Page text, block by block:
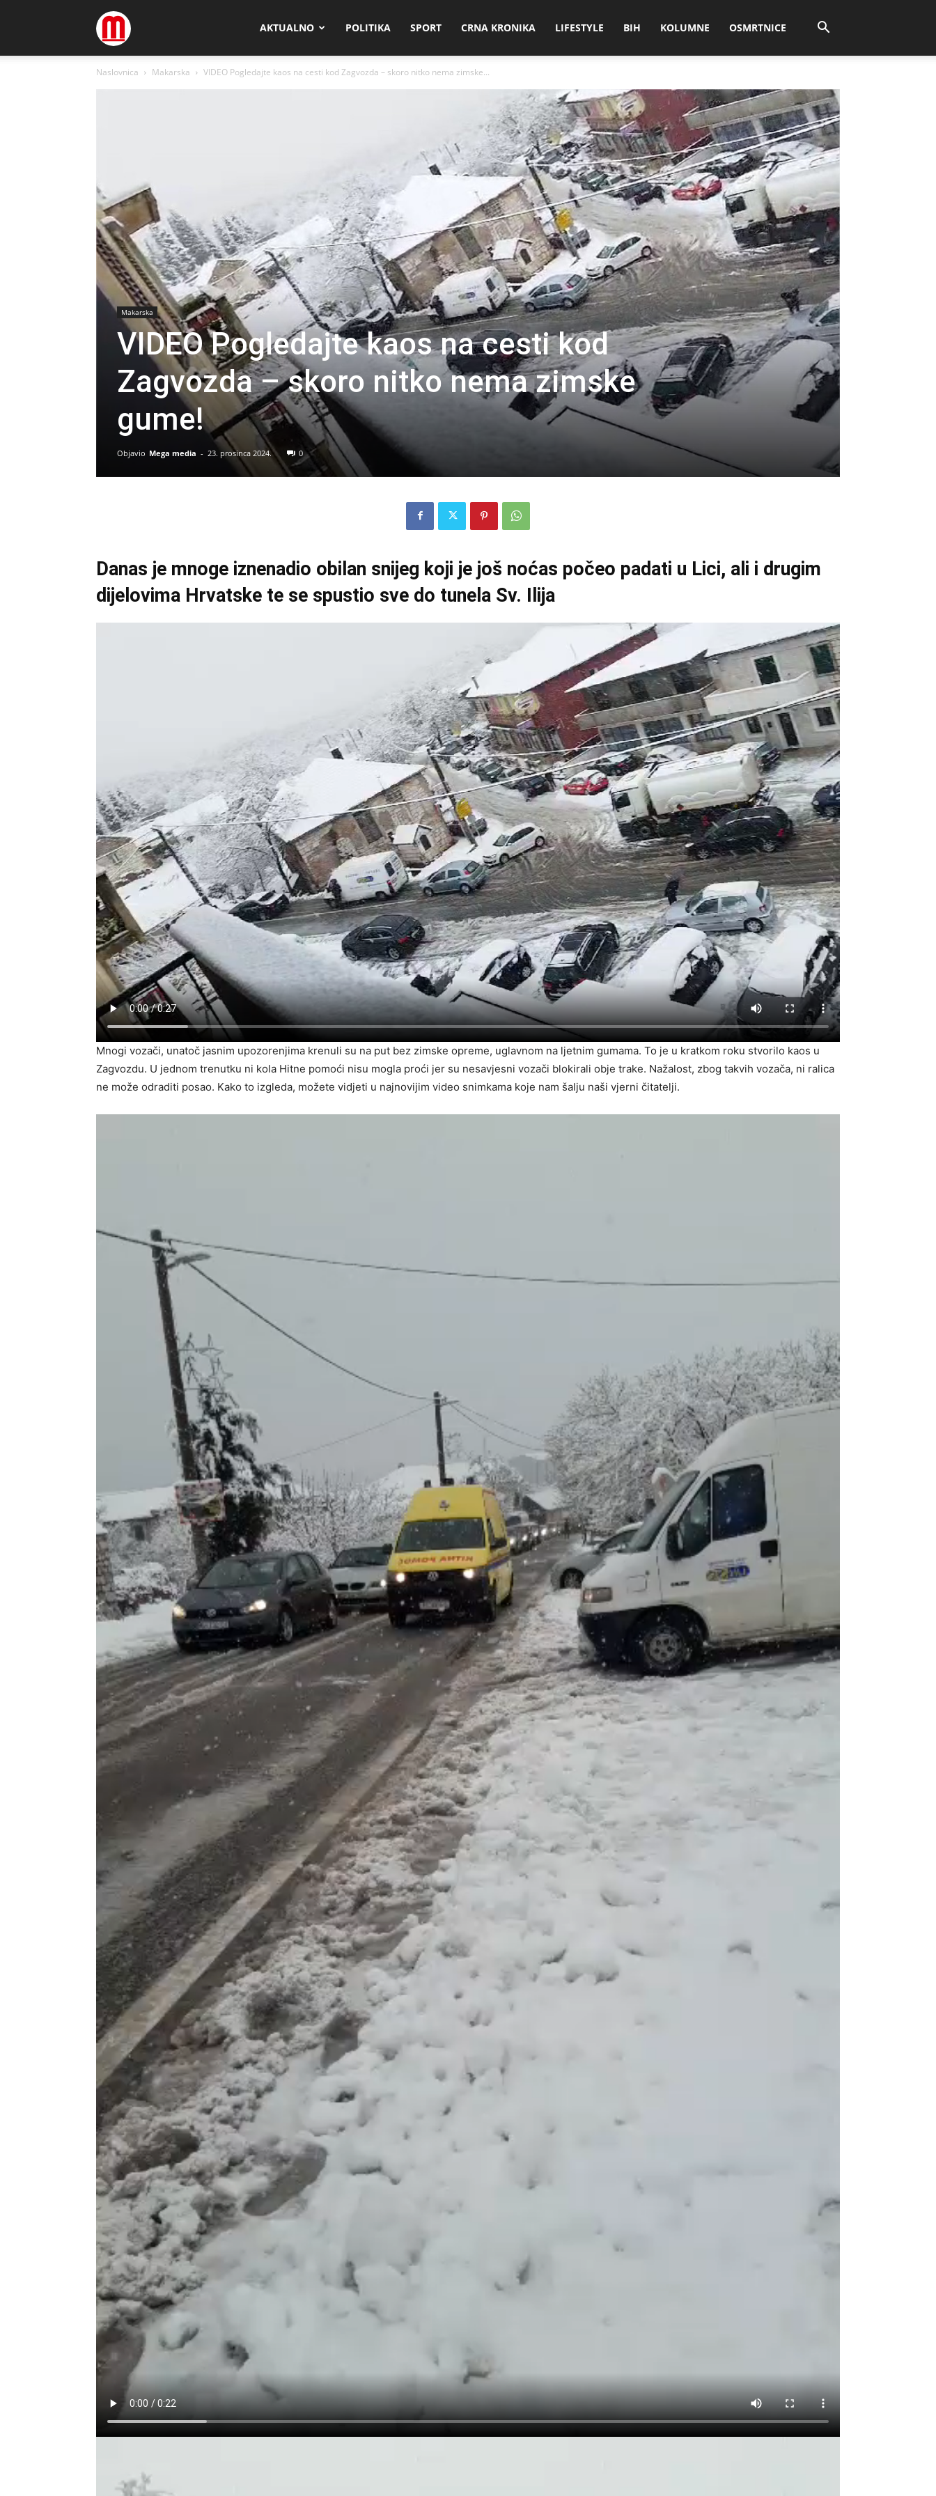
Megamedia AKTUALNO POLITIKA SPORT CRNA KRONIKA LIFESTYLE BIH KOLUMNE OSMRTNICE
Naslovnica Makarska VIDEO Pogledajte kaos na cesti kod Zagvozda – skoro nitko nema zimske...
Makarska
VIDEO Pogledajte kaos na cesti kod
Zagvozda – skoro nitko nema zimske
gume!
Objavio Mega media - 23. prosinca 2024. 0
Danas je mnoge iznenadio obilan snijeg koji je još noćas počeo padati u Lici, ali i drugim
dijelovima Hrvatske te se spustio sve do tunela Sv. Ilija
Mnogi vozači, unatoč jasnim upozorenjima krenuli su na put bez zimske opreme, uglavnom na ljetnim gumama. To je u kratkom roku stvorilo kaos u
Zagvozdu. U jednom trenutku ni kola Hitne pomoći nisu mogla proći jer su nesavjesni vozači blokirali obje trake. Nažalost, zbog takvih vozača, ni ralica
ne može odraditi posao. Kako to izgleda, možete vidjeti u najnovijim video snimkama koje nam šalju naši vjerni čitatelji.